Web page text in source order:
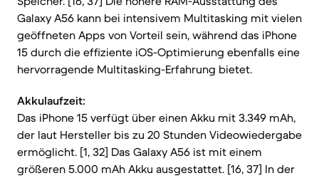
Galaxy A56 kann bei intensivem Multitasking mit vielen
geöffneten Apps von Vorteil sein, während das iPhone
15 durch die effiziente iOS-Optimierung ebenfalls eine
hervorragende Multitasking-Erfahrung bietet.
Akkulaufzeit:
Das iPhone 15 verfügt über einen Akku mit 3.349 mAh,
der laut Hersteller bis zu 20 Stunden Videowiedergabe
ermöglicht. [1, 32] Das Galaxy A56 ist mit einem
größeren 5.000 mAh Akku ausgestattet. [16, 37] In der